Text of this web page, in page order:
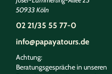
50933 Köln
02 21/35 55 77-0
info@papayatours.de
Achtung:
Beratungsgespräche in unseren